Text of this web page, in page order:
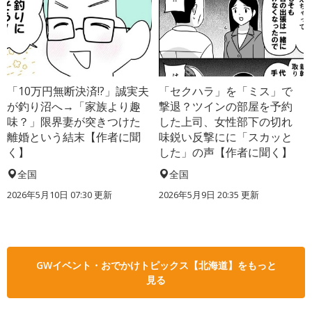
「10万円無断決済!?」誠実夫
が釣り沼へ→「家族より趣
味？」限界妻が突きつけた
離婚という結末【作者に聞
く】
全国
2026年5月10日 07:30 更新
「セクハラ」を「ミス」で
撃退？ツインの部屋を予約
した上司、女性部下の切れ
味鋭い反撃にに「スカッと
した」の声【作者に聞く】
全国
2026年5月9日 20:35 更新
GWイベント・おでかけトピックス【北海道】をもっと
見る